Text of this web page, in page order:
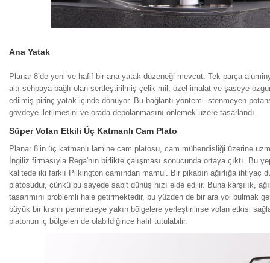
Ana Yatak
Planar 8’de yeni ve hafif bir ana yatak düzeneği mevcut. Tek parça
altı sehpaya bağlı olan sertleştirilmiş çelik mil, özel imalat ve şaseye
edilmiş pirinç yatak içinde dönüyor. Bu bağlantı yöntemi istenmeyen
gövdeye iletilmesini ve orada depolanmasını önlemek üzere tasarlandı.
Süper Volan Etkili Üç Katmanlı Cam Plato
Planar 8’in üç katmanlı lamine cam platosu, cam mühendisliği üzerine
İngiliz firmasıyla Rega'nın birlikte çalışması sonucunda ortaya çıktı. Bu
kalitede iki farklı Pilkington camından mamul. Bir pikabın ağırlığa ihtiyaç
platosudur, çünkü bu sayede sabit dünüş hızı elde edilir. Buna karşılık,
tasarımını problemli hale getirmektedir, bu yüzden de bir ara yol bulmak
büyük bir kısmı perimetreye yakın bölgelere yerleştirilirse volan etkisi
platonun iç bölgeleri de olabildiğince hafif tutulabilir.